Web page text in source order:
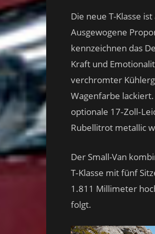
Die neue T-Klasse
Ausgewogene
kennzeichnen das
Kraft und
verchromter
Wagenfarbe
optionale
Rubellitrot metallic
Der Small-Van
T‑Klasse mit fünf
1.811 Millimeter
folgt.